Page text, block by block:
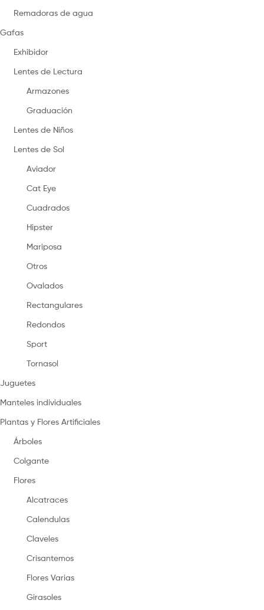
Remadoras de agua
Gafas
Exhibidor
Lentes de Lectura
Armazones
Graduación
Lentes de Niños
Lentes de Sol
Aviador
Cat Eye
Cuadrados
Hipster
Mariposa
Otros
Ovalados
Rectangulares
Redondos
Sport
Tornasol
Juguetes
Manteles individuales
Plantas y Flores Artificiales
Árboles
Colgante
Flores
Alcatraces
Calendulas
Claveles
Crisantemos
Flores Varias
Girasoles